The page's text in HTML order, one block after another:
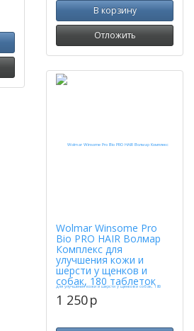
В корзину
Отложить
Wolmar Winsome Pro
Bio PRO HAIR Волмар
Комплекс для
улучшения кожи и
шерсти у щенков и
собак, 180 таблеток
1 250p